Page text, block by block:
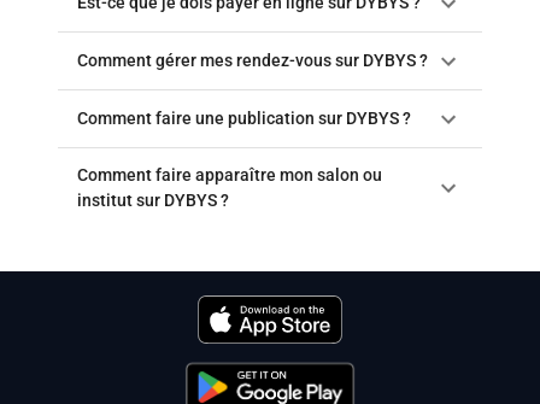
Comment gérer mes rendez-vous sur DYBYS ?
Comment faire une publication sur DYBYS ?
Comment faire apparaître mon salon ou
institut sur DYBYS ?